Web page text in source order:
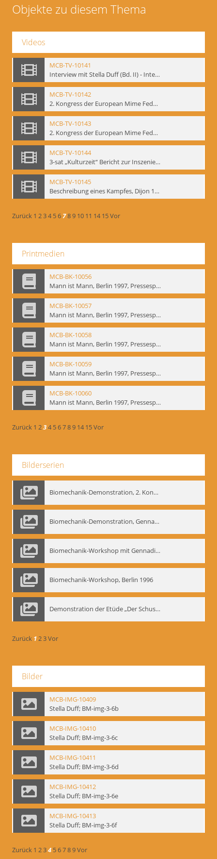
Objekte zu diesem Thema
Videos
MCB-TV-10141
Interview mit Stella Duff (Bd. II) - Interne Signatur: BM-vid-58
MCB-TV-10142
2. Kongress der European Mime Federation: „Rekonstruktion/Innovation“, Berlin Mai 1993 - Interne Signatur: BM-vid-59
MCB-TV-10143
2. Kongress der European Mime Federation: „Rekonstruktion/Innovation“, Berlin Mai 1993. Dokumentation der Konferenzaktivitäten - Interne Signatur: BM-vid-70
MCB-TV-10144
3-sat „Kulturzeit“ Bericht zur Inszenierung „Mann ist Mann“ von Thomas Ostermeier und Gennadij Bogdanow - Interne Signatur: BM-vid-80
MCB-TV-10145
Beschreibung eines Kampfes, Dijon 1998. nach Kafka - Interne Signatur: BM-vid-81
Zurück 1 234 56789 10 11 14 15Vor
Printmedien
MCB-BK-10056
Mann ist Mann, Berlin 1997, Pressespiegel - interne Signatur: BM-prt-262-4
MCB-BK-10057
Mann ist Mann, Berlin 1997, Pressespiegel - interne Signatur: BM-prt-262-5
MCB-BK-10058
Mann ist Mann, Berlin 1997, Pressespiegel - interne Signatur: BM-prt-262-6
MCB-BK-10059
Mann ist Mann, Berlin 1997, Pressespiegel - interne Signatur: BM-prt-262-7
MCB-BK-10060
Mann ist Mann, Berlin 1997, Pressespiegel - interne Signatur: BM-prt-262-8
Zurück 1 234 56789 14 15Vor
Bilderserien
Biomechanik-Demonstration, 2. Kongress der EMF, Mai 1995
Biomechanik-Demonstration, Gennadij Bogdanow im Berliner Ensemble, 04.10.1991
Biomechanik-Workshop mit Gennadij Nikolajewitsch Bogdanow im Mime Centrum Berlin, 1991
Biomechanik-Workshop, Berlin 1996
Demonstration der Etüde „Der Schuss mit dem Bogen“ durch Gennadij Nikolajewitsch Bogdanow, Berlin 1991
Zurück 123Vor
Bilder
MCB-IMG-10409
Stella Duff; BM-img-3-6b
MCB-IMG-10410
Stella Duff; BM-img-3-6c
MCB-IMG-10411
Stella Duff; BM-img-3-6d
MCB-IMG-10412
Stella Duff; BM-img-3-6e
MCB-IMG-10413
Stella Duff; BM-img-3-6f
Zurück 1 234 56789Vor